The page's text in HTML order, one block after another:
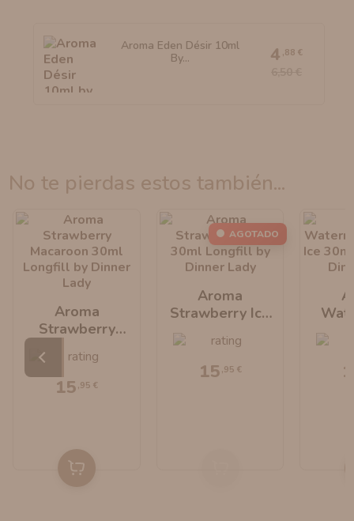
Aroma Eden Désir 10ml
By...
4 ,88 €
no te pierdas estos también...
Aroma
Strawberry
Macaroon 30ml
Longfill By
Dinner Lady
15 ,95 €
Aroma
Strawberry Ice
Dinner Lady
15 ,95 €
AGOTADO